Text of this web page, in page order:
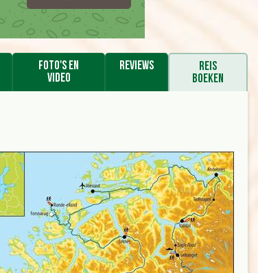
Reviews
Foto's en
video
Reis
boeken